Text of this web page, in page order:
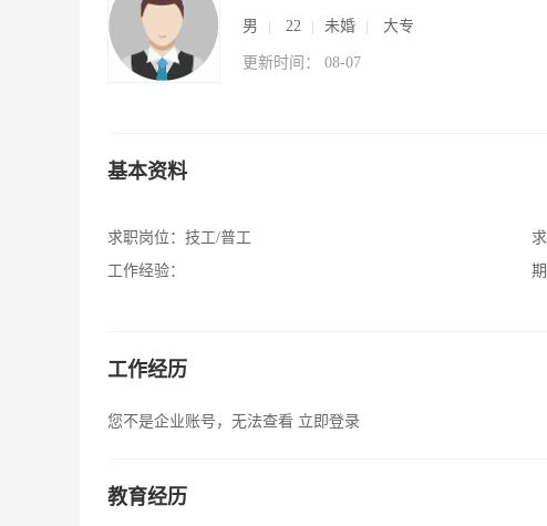
男 22 未婚 大专
更新时间： 08-07
基本资料
求职岗位： 技工/普工
工作经验：
工作经历
您不是企业账号，无法查看 立即登录
教育经历